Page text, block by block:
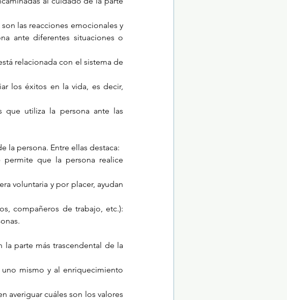
las reacciones emocionales y
ante diferentes situaciones o
relacionada con el sistema de
los éxitos en la vida, es decir,
que utiliza la persona ante las
la persona. Entre ellas destaca:
que la persona realice
voluntaria y por placer, ayudan
compañeros de trabajo, etc.):
parte más trascendental de la
mismo y al enriquecimiento
averiguar cuáles son los valores